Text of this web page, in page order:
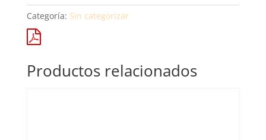
Categoría: Sin categorizar
Productos relacionados